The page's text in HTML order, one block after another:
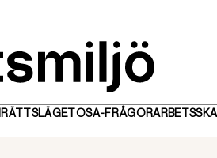
RÄTTSLÄGETOSA-FRÅGOR